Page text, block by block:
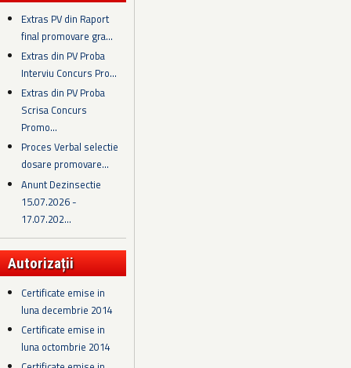
Extras PV din Raport
final promovare gra...
Extras din PV Proba
Interviu Concurs Pro...
Extras din PV Proba
Scrisa Concurs
Promo...
Proces Verbal selectie
dosare promovare...
Anunt Dezinsectie
15.07.2026 -
17.07.202...
Autorizații
Certificate emise in
luna decembrie 2014
Certificate emise in
luna octombrie 2014